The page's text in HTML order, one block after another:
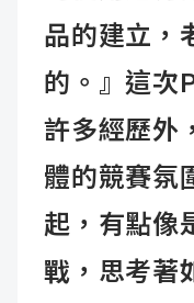
品的建立，
的。』這次
許多經歷外
體的競賽氛
起，有點像
戰，思考著